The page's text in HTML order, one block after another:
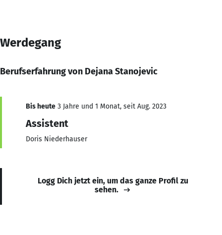
Werdegang
Berufserfahrung von Dejana Stanojevic
Bis heute 3 Jahre und 1 Monat, seit Aug. 2023
Assistent
Doris Niederhauser
Logg Dich jetzt ein, um das ganze Profil zu
sehen.